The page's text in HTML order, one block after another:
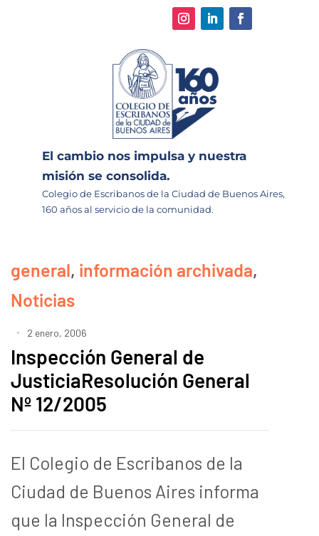
El cambio nos impulsa y nuestra
misión se consolida.
Colegio de Escribanos de la Ciudad de Buenos Aires,
160 años al servicio de la comunidad.
general, información archivada,
Noticias
2 enero, 2006
Inspección General de
JusticiaResolución General
Nº 12/2005
El Colegio de Escribanos de la
Ciudad de Buenos Aires informa
que la Inspección General de